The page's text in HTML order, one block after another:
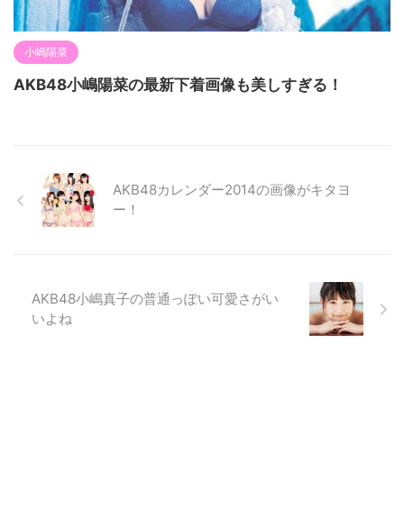
小嶋陽菜
AKB48小嶋陽菜の最新下着画像も美しすぎる！
AKB48カレンダー2014の画像がキタヨ
ー！
AKB48小嶋真子の普通っぽい可愛さがい
いよね